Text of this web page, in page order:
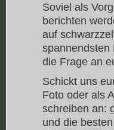
Soviel als
berichten
auf
spannendsten
die Frage an
Schickt uns
Foto oder als
schreiben an:
und die